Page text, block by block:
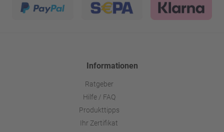
Informationen
Ratgeber
Hilfe / FAQ
Produkttipps
Ihr Zertifikat